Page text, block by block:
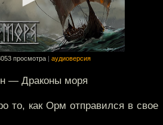
просмотра аудиоверсия
— Драконы моря
то, как Орм отправился в свое